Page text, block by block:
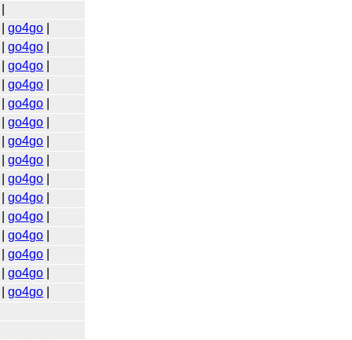
|go4go
|go4go
|go4go
|go4go
|go4go
|go4go
|go4go
|go4go
|go4go
|go4go
|go4go
|go4go
|go4go
|go4go
|go4go